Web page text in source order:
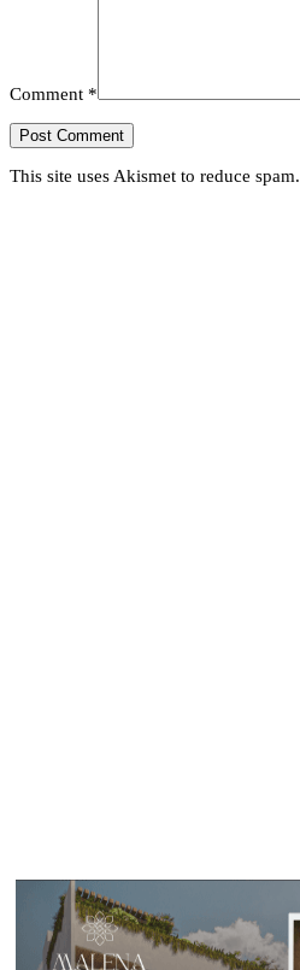
Comment *
This site uses Akismet to reduce spam.